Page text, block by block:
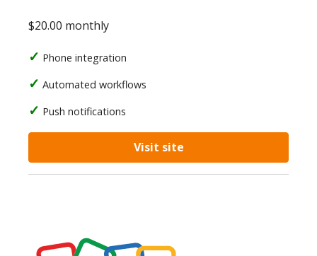
$20.00 monthly
Phone integration
Automated workflows
Push notifications
Visit site